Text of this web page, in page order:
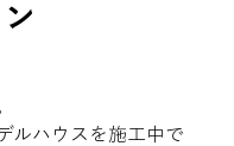
ルハウスを施工中で